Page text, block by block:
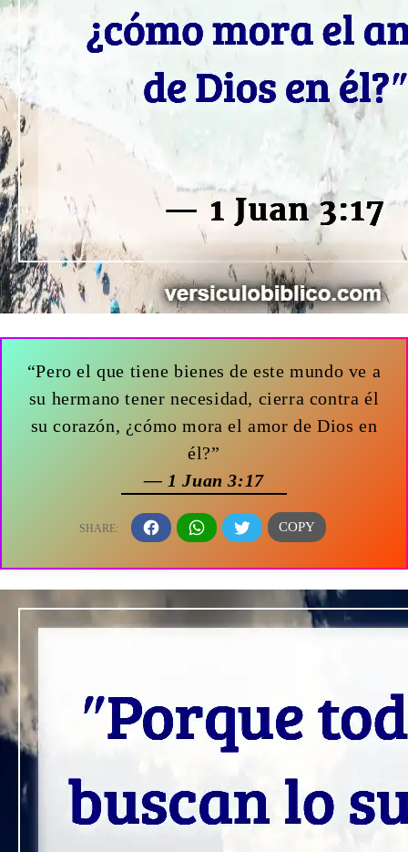
“Pero el que tiene bienes de este mundo ve a
su hermano tener necesidad, cierra contra él
su corazón, ¿cómo mora el amor de Dios en
él?”
— 1 Juan 3:17